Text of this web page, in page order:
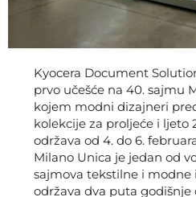
Kyocera Document
prvo učešće na 40. sajmu
kojem modni dizajneri
kolekcije za proljeće i ljeto
održava od 4. do 6.
Milano Unica je jedan od
sajmova tekstilne i modne
održava dva puta godišnje